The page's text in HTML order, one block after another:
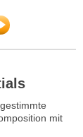
in
Veganer
Sie die
und
geistiges
5 von 5 Sternen
mit